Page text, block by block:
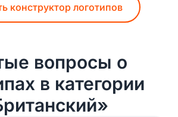
конструктор логотипов
вопросы о
в категории